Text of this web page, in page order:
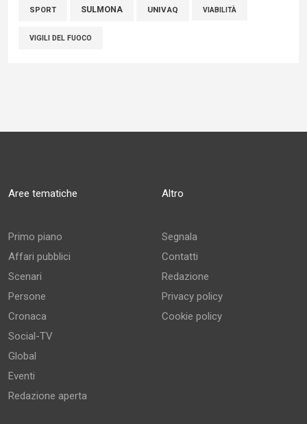
SPORT SULMONA UNIVAQ VIABILITÀ
VIGILI DEL FUOCO
Aree tematiche
Primo piano
Affari pubblici
Scenari
Persone
Cronaca
Social-TV
Global
Eventi
Redazione aperta
Altro
Segnala
Contatti
Redazione
Privacy policy
Cookie policy